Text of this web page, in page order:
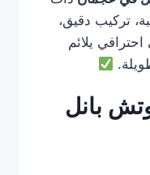
تركيب دقيق،
يلائم
بانل